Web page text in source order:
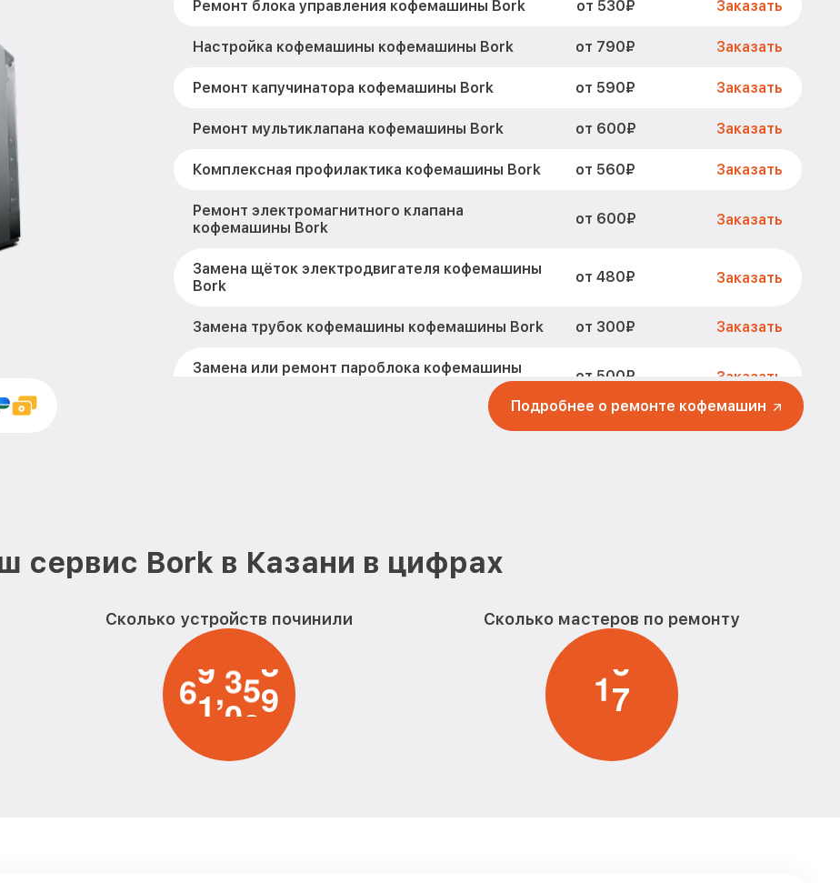
Ремонт блока управления кофемашины Bork от 530₽ Заказать
Настройка кофемашины кофемашины Bork от 790₽ Заказать
Ремонт капучинатора кофемашины Bork от 590₽ Заказать
Ремонт мультиклапана кофемашины Bork от 600₽ Заказать
Комплексная профилактика кофемашины Bork от 560₽ Заказать
Ремонт электромагнитного клапана
кофемашины Bork
от 600₽ Заказать
Замена щёток электродвигателя кофемашины
Bork
от 480₽ Заказать
Замена трубок кофемашины кофемашины Bork от 300₽ Заказать
Замена или ремонт пароблока кофемашины
от 500₽ Заказать
Прошивка кофемашины кофемашины Bork Заказать
Ремонт насоса кофемашины кофемашины Bork
Ремонт микровыключателя кофемашины
кофемашины Bork
от 580₽ Заказать
Ремонт заварного блока кофемашины Bork от 590₽
Чистка клапана кофемашины Bork
Чистка с разбором кофемашины кофемашины
Подробнее о ремонте кофемашин
сервис Bork в Казани в цифрах
Сколько устройств починили
61,000
Сколько мастеров по ремонту
17